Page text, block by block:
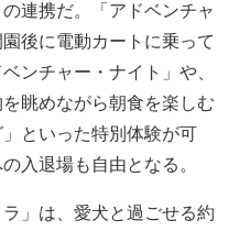
連携だ。「アドベンチャ
後に電動カートに乗って
ンチャー・ナイト」や、
眺めながら朝食を楽しむ
」といった特別体験が可
入退場も自由となる。
」は、愛犬と過ごせる約